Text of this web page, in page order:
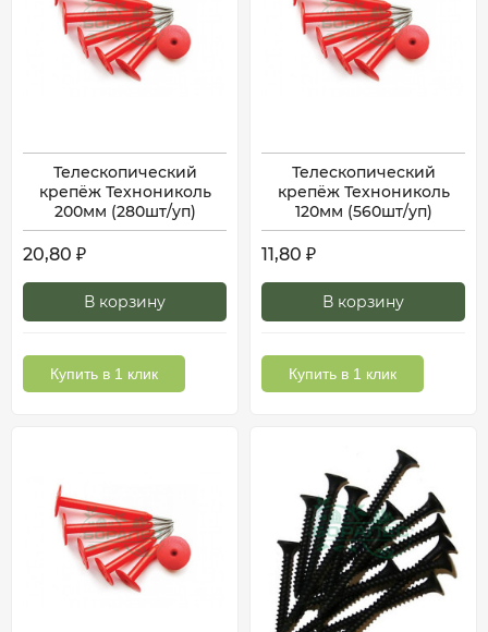
Телескопический
крепёж Технониколь
200мм (280шт/уп)
20,80 ₽
В корзину
Купить в 1 клик
Телескопический
крепёж Технониколь
120мм (560шт/уп)
11,80 ₽
В корзину
Купить в 1 клик